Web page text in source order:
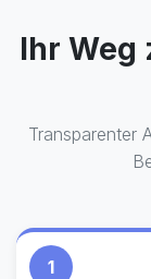
Ihr Weg
Transparenter
1